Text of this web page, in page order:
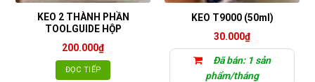
KEO 2 THÀNH PHẦN
TOOLGUIDE HỘP
200.000₫
ĐỌC TIẾP
KEO T9000 (50ml)
30.000₫
Đã bán: 1 sản
phẩm/tháng